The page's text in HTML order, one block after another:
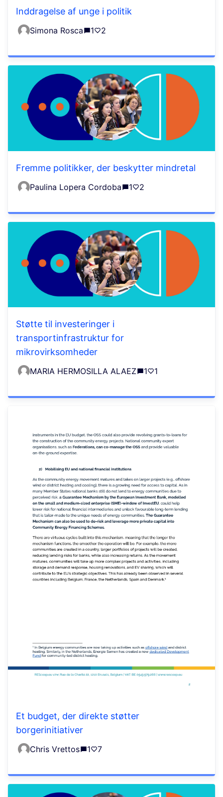
Inddragelse af unge i politik
Simona Rosca 1 2
Fremme politikker, der beskytter mindretal
Paulina Lopera Cordoba 1 2
Støtte til investeringer i
transportinfrastruktur for
mikrovirksomheder
MARIA HERMOSILLA ALAEZ 1 1
Et budget, der direkte støtter
borgerinitiativer
Chris Vrettos 1 7